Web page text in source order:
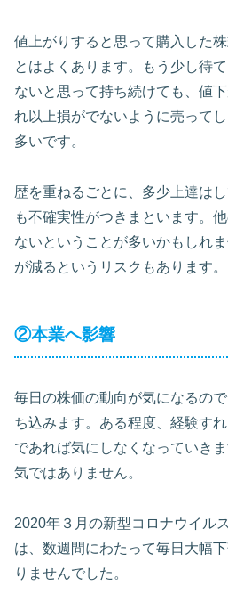
値上がりすると思って購入した
とはよくあります。もう少し待
ないと思って持ち続けても、値
れ以上損がでないように売って
多いです。
歴を重ねるごとに、多少上達は
も不確実性がつきまといます。
ないということが多いかもしれ
が減るというリスクもあります。
②本業へ影響
毎日の株価の動向が気になるの
ち込みます。ある程度、経験す
であれば気にしなくなっていき
気ではありません。
2020年３月の新型コロナウイル
は、数週間にわたって毎日大幅
りませんでした。